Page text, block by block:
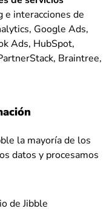
e interacciones de
Google Ads,
Ads, HubSpot,
Braintree,
la mayoría de los
datos y procesamos
de Jibble